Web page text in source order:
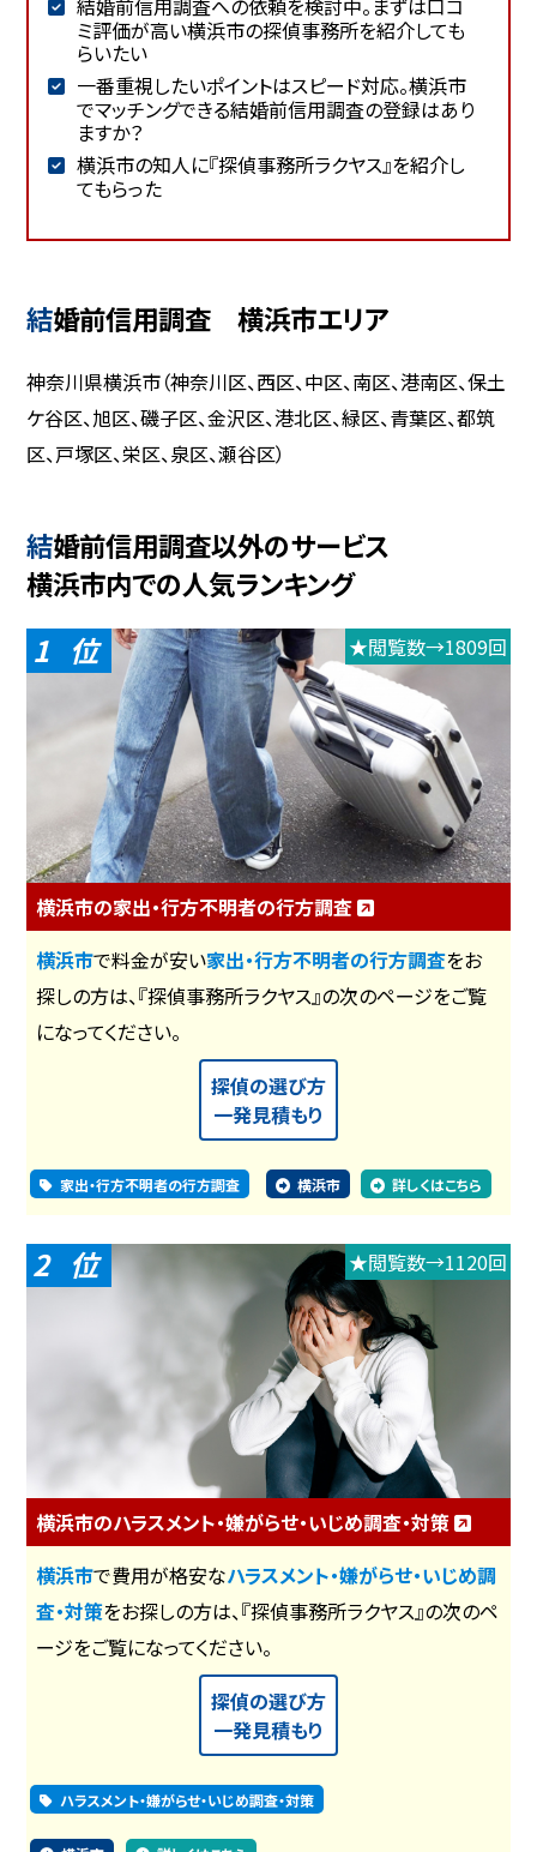
ミ評価が高い横浜市の探偵事務所を紹介しても
らいたい
一番重視したいポイントはスピード対応。横浜市
でマッチングできる結婚前信用調査の登録はあり
ますか？
横浜市の知人に『探偵事務所ラクヤス』を紹介し
てもらった
結婚前信用調査 横浜市エリア
神奈川県横浜市（神奈川区、西区、中区、南区、港南区、保土
ケ谷区、旭区、磯子区、金沢区、港北区、緑区、青葉区、都筑
区、戸塚区、栄区、泉区、瀬谷区）
結婚前信用調査以外のサービス
横浜市内での人気ランキング
1 ★閲覧数→1809回
横浜市の家出・行方不明者の行方調査
横浜市で料金が安い家出・行方不明者の行方調査をお
探しの方は、『探偵事務所ラクヤス』の次のページをご覧
になってください。
探偵の選び方
一発見積もり
家出・行方不明者の行方調査 横浜市 詳しくはこちら
2 ★閲覧数→1120回
横浜市のハラスメント・嫌がらせ・いじめ調査・対策
横浜市で費用が格安なハラスメント・嫌がらせ・いじめ調
査・対策をお探しの方は、『探偵事務所ラクヤス』の次のペ
ージをご覧になってください。
探偵の選び方
一発見積もり
ハラスメント・嫌がらせ・いじめ調査・対策